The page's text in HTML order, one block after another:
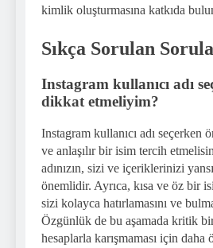
kimlik oluşturmasına katkıda
Sıkça Sorulan
Instagram kullanıcı adı
dikkat etmeliyim?
Instagram kullanıcı adı seçerken
ve anlaşılır bir isim tercih
adınızın, sizi ve içeriklerinizi
önemlidir. Ayrıca, kısa ve öz bir
sizi kolayca hatırlamasını ve
Özgünlük de bu aşamada kritik
hesaplarla karışmaması için daha